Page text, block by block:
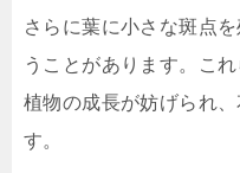
さらに葉に小さな斑点
うことがあります。こ
植物の成長が妨げられ
す。